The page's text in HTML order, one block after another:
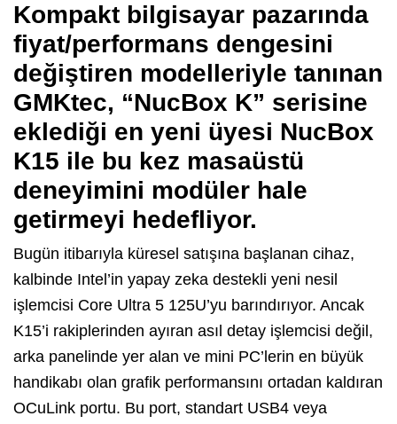
Kompakt bilgisayar pazarında
fiyat/performans dengesini
değiştiren modelleriyle tanınan
GMKtec, “NucBox K” serisine
eklediği en yeni üyesi NucBox
K15 ile bu kez masaüstü
deneyimini modüler hale
getirmeyi hedefliyor.
Bugün itibarıyla küresel satışına başlanan cihaz,
kalbinde Intel’in yapay zeka destekli yeni nesil
işlemcisi Core Ultra 5 125U’yu barındırıyor. Ancak
K15’i rakiplerinden ayıran asıl detay işlemcisi değil,
arka panelinde yer alan ve mini PC’lerin en büyük
handikabı olan grafik performansını ortadan kaldıran
OCuLink portu. Bu port, standart USB4 veya